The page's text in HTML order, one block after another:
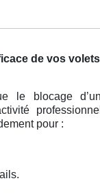
de vos
le blocage
pour :